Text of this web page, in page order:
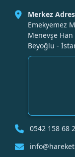
Merkez
Emekyemez
Menevşe
Beyoğlu -
0542 158 68